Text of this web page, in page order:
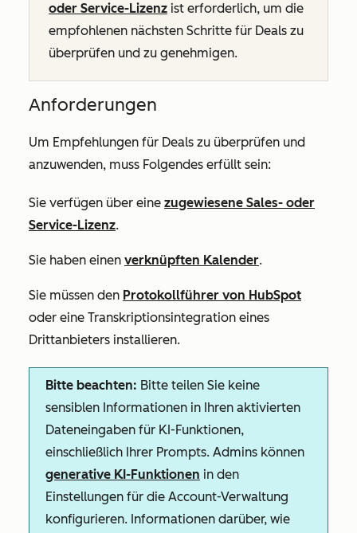
oder Service-Lizenz ist erforderlich, um die
empfohlenen nächsten Schritte für Deals zu
überprüfen und zu genehmigen.
Anforderungen
Um Empfehlungen für Deals zu überprüfen und
anzuwenden, muss Folgendes erfüllt sein:
Sie verfügen über eine zugewiesene Sales- oder
Service-Lizenz.
Sie haben einen verknüpften Kalender.
Sie müssen den Protokollführer von HubSpot
oder eine Transkriptionsintegration eines
Drittanbieters installieren.
Bitte beachten: Bitte teilen Sie keine
sensiblen Informationen in Ihren aktivierten
Dateneingaben für KI-Funktionen,
einschließlich Ihrer Prompts. Admins können
generative KI-Funktionen in den
Einstellungen für die Account-Verwaltung
konfigurieren. Informationen darüber, wie